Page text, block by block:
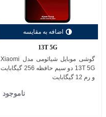
اضافه به مقایسه
13T 5G
گوشی موبایل شیائومی مدل Xiaomi
13T 5G دو سیم حافظه 256 گیگابایت
و رم 12 گیگابایت
ناموجود